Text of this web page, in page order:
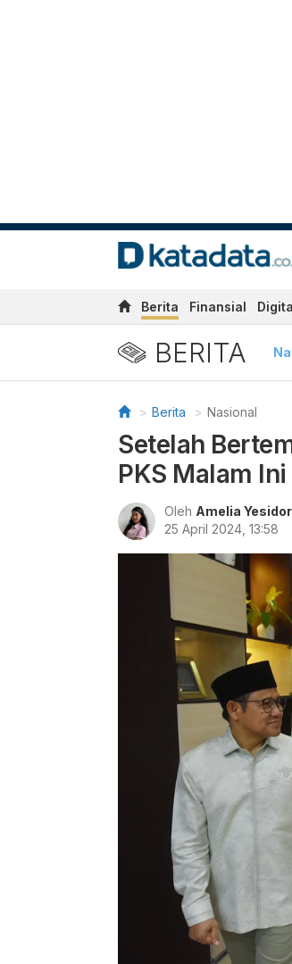
Berita Finansial
BERITA
Berita Nasional
Setelah
PKS Malam Ini
Oleh Amelia
25 April 2024, 13:58